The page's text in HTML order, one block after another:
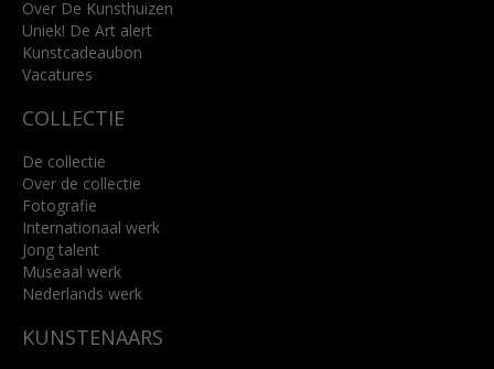
info@kunsthuisbreda.nl
Lees meer
Over De Kunsthuizen
Uniek! De Art alert
Kunstcadeaubon
Vacatures
COLLECTIE
De collectie
Over de collectie
Fotografie
Internationaal werk
Jong talent
Museaal werk
Nederlands werk
KUNSTENAARS